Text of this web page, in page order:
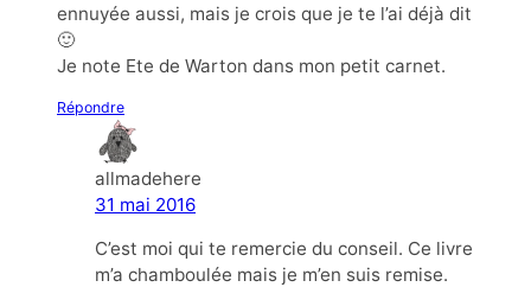
ennuyée aussi, mais je crois que je te l’ai déjà dit
🙂
Je note Ete de Warton dans mon petit carnet.
Répondre
allmadehere
31 mai 2016
C’est moi qui te remercie du conseil. Ce livre
m’a chamboulée mais je m’en suis remise.